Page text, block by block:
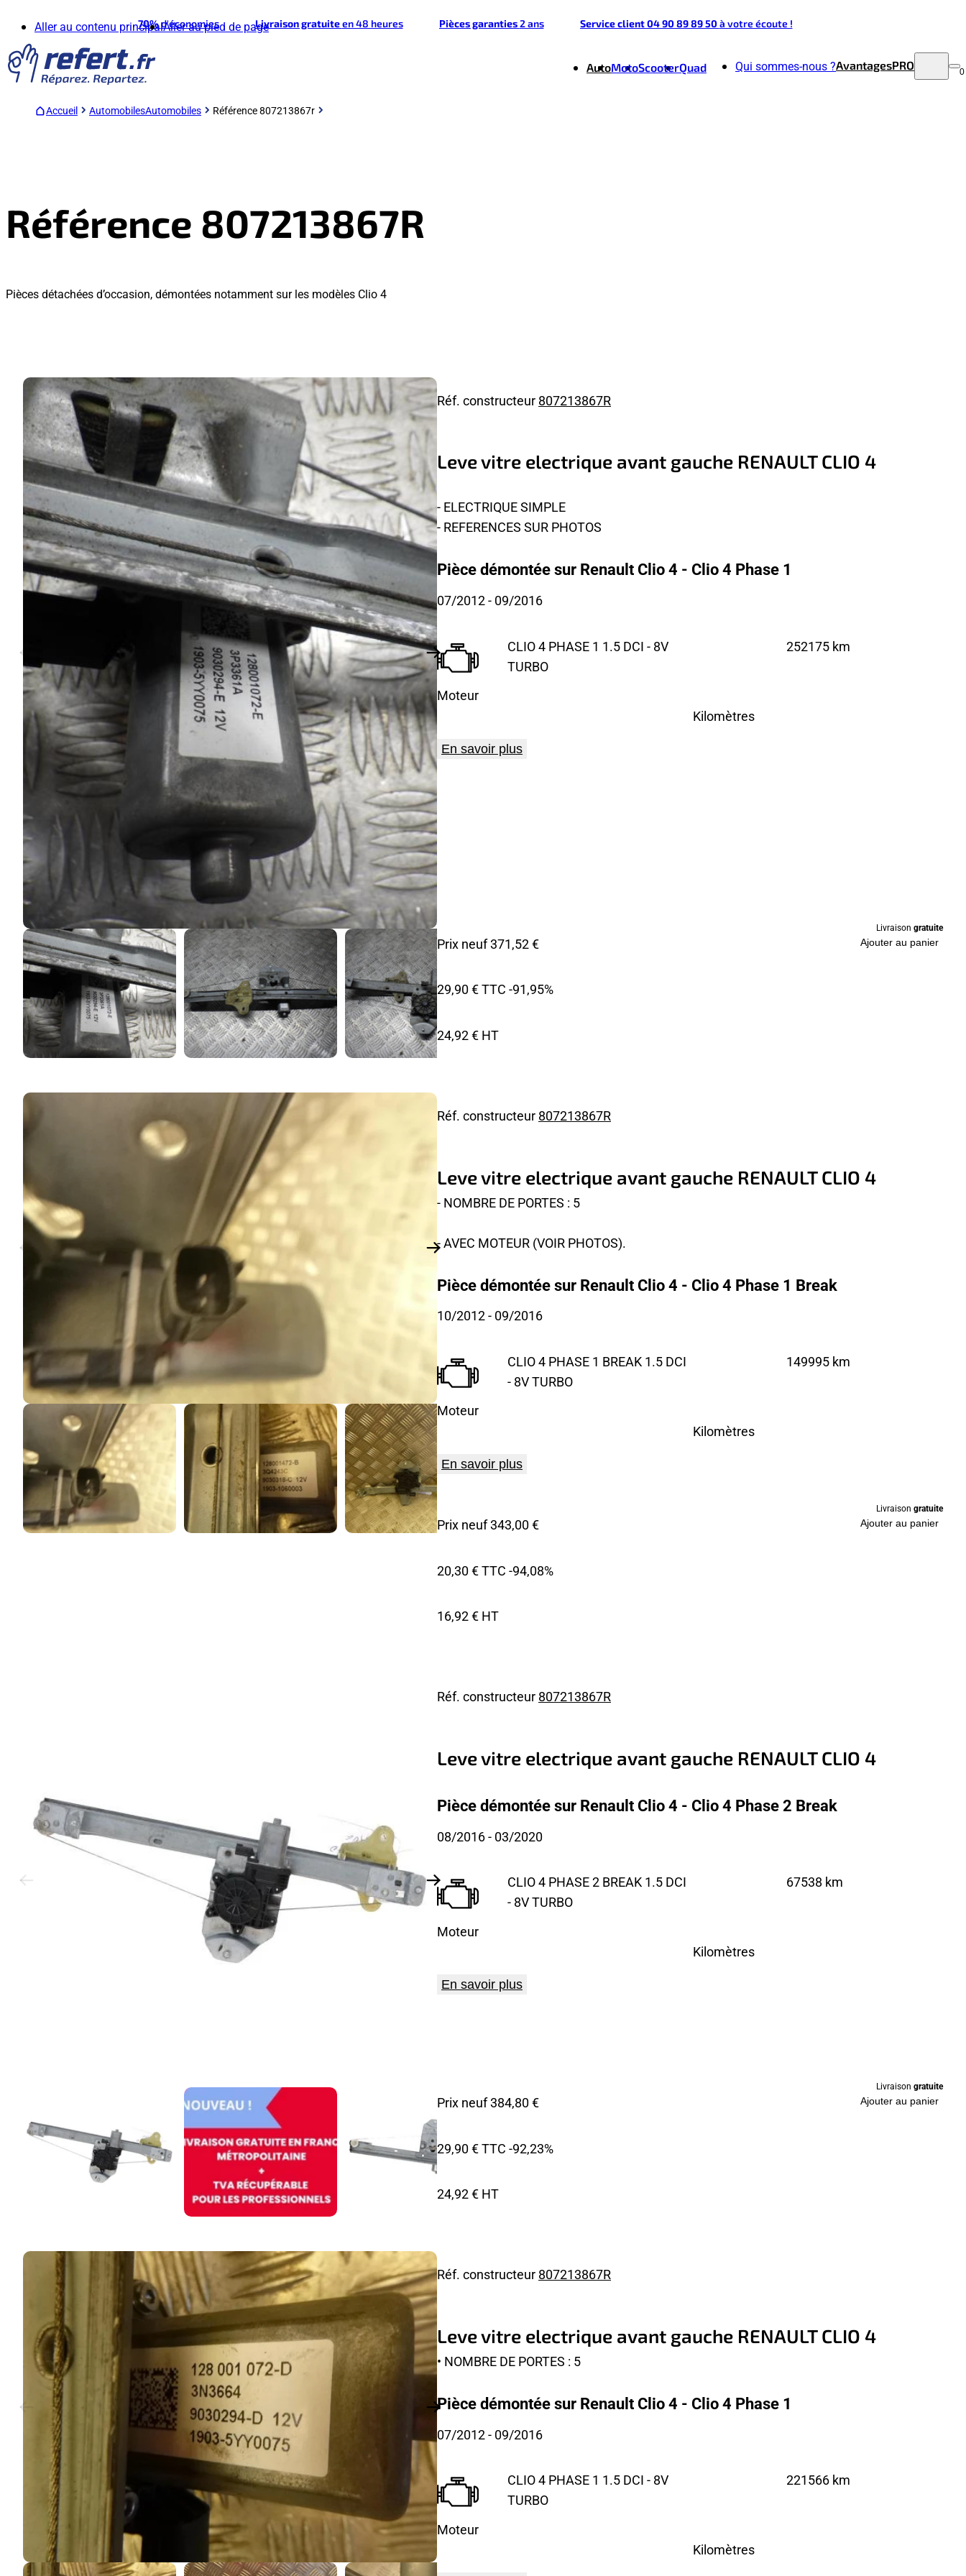
Aller au contenu principalAller au pied de page
70%d'économies Livraison gratuiteen 48 heures Pièces garanties2 ans Service client 04 90 89 89 50à votre écoute !
AutoMotoScooterQuad Qui sommes-nous ?AvantagesPRO 0
Accueil AutomobilesAutomobiles Référence 807213867r
Référence 807213867R
Pièces détachées d’occasion, démontées notamment sur les modèles Clio 4
Réf. constructeur 807213867R
Leve vitre electrique avant gauche RENAULT CLIO 4
- ELECTRIQUE SIMPLE
- REFERENCES SUR PHOTOS
Pièce démontée sur Renault Clio 4 - Clio 4 Phase 1
07/2012- 09/2016
Moteur
CLIO 4 PHASE 1 1.5 DCI - 8V
TURBO
Kilomètres
252175 km
En savoir plus
Prix neuf 371,52 €
29,90 € TTC -91,95%
24,92 € HT
Livraison gratuite
Ajouter au panier
Réf. constructeur 807213867R
Leve vitre electrique avant gauche RENAULT CLIO 4
- NOMBRE DE PORTES : 5
- AVEC MOTEUR (VOIR PHOTOS).
Pièce démontée sur Renault Clio 4 - Clio 4 Phase 1 Break
10/2012- 09/2016
Moteur
CLIO 4 PHASE 1 BREAK 1.5 DCI
- 8V TURBO
Kilomètres
149995 km
En savoir plus
Prix neuf 343,00 €
20,30 € TTC -94,08%
16,92 € HT
Livraison gratuite
Ajouter au panier
Réf. constructeur 807213867R
Leve vitre electrique avant gauche RENAULT CLIO 4
Pièce démontée sur Renault Clio 4 - Clio 4 Phase 2 Break
08/2016- 03/2020
Moteur
CLIO 4 PHASE 2 BREAK 1.5 DCI
- 8V TURBO
Kilomètres
67538 km
En savoir plus
Prix neuf 384,80 €
29,90 € TTC -92,23%
24,92 € HT
Livraison gratuite
Ajouter au panier
Réf. constructeur 807213867R
Leve vitre electrique avant gauche RENAULT CLIO 4
• NOMBRE DE PORTES : 5
Pièce démontée sur Renault Clio 4 - Clio 4 Phase 1
07/2012- 09/2016
Moteur
CLIO 4 PHASE 1 1.5 DCI - 8V
TURBO
Kilomètres
221566 km